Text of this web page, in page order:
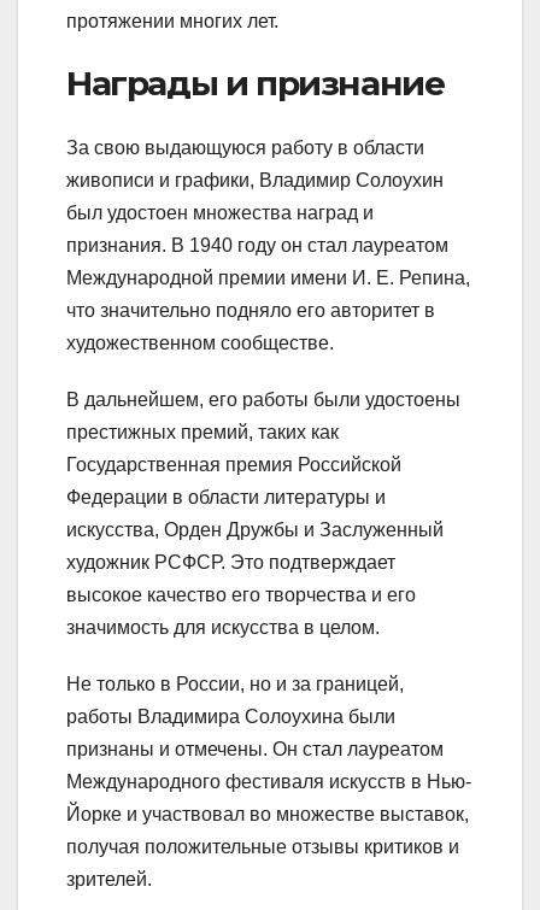
протяжении многих лет.
Награды и признание
За свою выдающуюся работу в области
живописи и графики, Владимир Солоухин
был удостоен множества наград и
признания. В 1940 году он стал лауреатом
Международной премии имени И. Е. Репина,
что значительно подняло его авторитет в
художественном сообществе.
В дальнейшем, его работы были удостоены
престижных премий, таких как
Государственная премия Российской
Федерации в области литературы и
искусства, Орден Дружбы и Заслуженный
художник РСФСР. Это подтверждает
высокое качество его творчества и его
значимость для искусства в целом.
Не только в России, но и за границей,
работы Владимира Солоухина были
признаны и отмечены. Он стал лауреатом
Международного фестиваля искусств в Нью-
Йорке и участвовал во множестве выставок,
получая положительные отзывы критиков и
зрителей.